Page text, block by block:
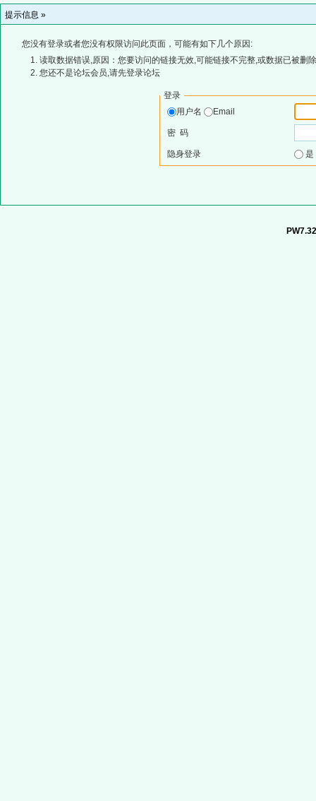
提示信息 »
您没有登录或者您没有权限访问此页面，可能有如下几个原因:
读取数据错误,原因：您要访问的链接无效,可能链接不完整,或数据已被删
您还不是论坛会员,请先登录论坛
登录
用户名
Email
密 码
隐身登录